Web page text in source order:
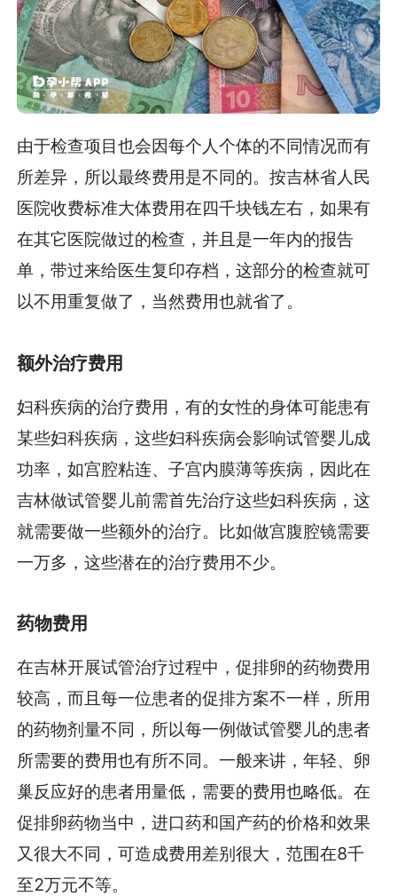
由于检查项目也会因每个人个体的不同情况而有
所差异，所以最终费用是不同的。按吉林省人民
医院收费标准大体费用在四千块钱左右，如果有
在其它医院做过的检查，并且是一年内的报告
单，带过来给医生复印存档，这部分的检查就可
以不用重复做了，当然费用也就省了。
额外治疗费用
妇科疾病的治疗费用，有的女性的身体可能患有
某些妇科疾病，这些妇科疾病会影响试管婴儿成
功率，如宫腔粘连、子宫内膜薄等疾病，因此在
吉林做试管婴儿前需首先治疗这些妇科疾病，这
就需要做一些额外的治疗。比如做宫腹腔镜需要
一万多，这些潜在的治疗费用不少。
药物费用
在吉林开展试管治疗过程中，促排卵的药物费用
较高，而且每一位患者的促排方案不一样，所用
的药物剂量不同，所以每一例做试管婴儿的患者
所需要的费用也有所不同。一般来讲，年轻、卵
巢反应好的患者用量低，需要的费用也略低。在
促排卵药物当中，进口药和国产药的价格和效果
又很大不同，可造成费用差别很大，范围在8千
至2万元不等。